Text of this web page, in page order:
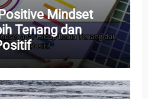
Mindset
Tenang dan